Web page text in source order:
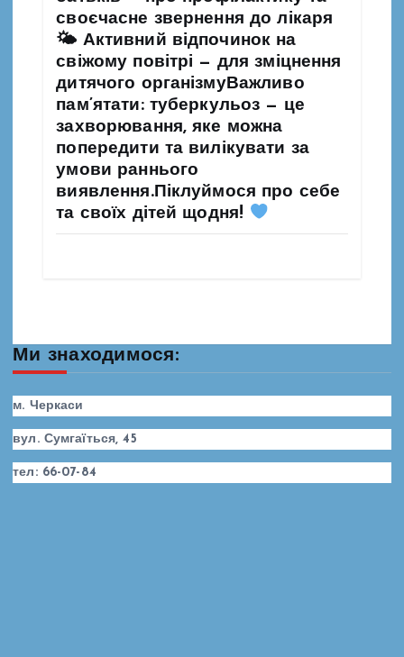
своєчасне звернення до лікаря
🌤 Активний відпочинок на
свіжому повітрі — для зміцнення
дитячого організмуВажливо
пам’ятати: туберкульоз — це
захворювання, яке можна
попередити та вилікувати за
умови раннього
виявлення.Піклуймося про себе
та своїх дітей щодня!
Ми знаходимося:
м. Черкаси
вул. Сумгаїться, 45
тел: 66-07-84